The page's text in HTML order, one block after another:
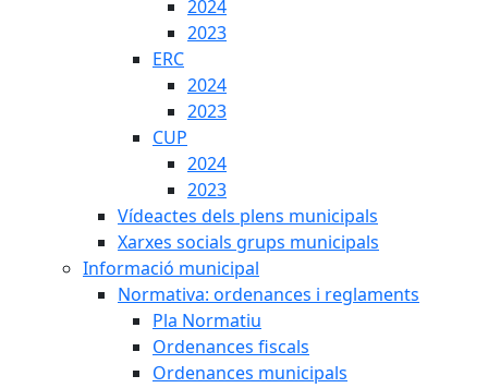
2024
2023
ERC
2024
2023
CUP
2024
2023
Vídeactes dels plens municipals
Xarxes socials grups municipals
Informació municipal
Normativa: ordenances i reglaments
Pla Normatiu
Ordenances fiscals
Ordenances municipals